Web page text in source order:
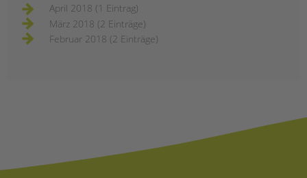
April 2018 (1 Eintrag)
März 2018 (2 Einträge)
Februar 2018 (2 Einträge)